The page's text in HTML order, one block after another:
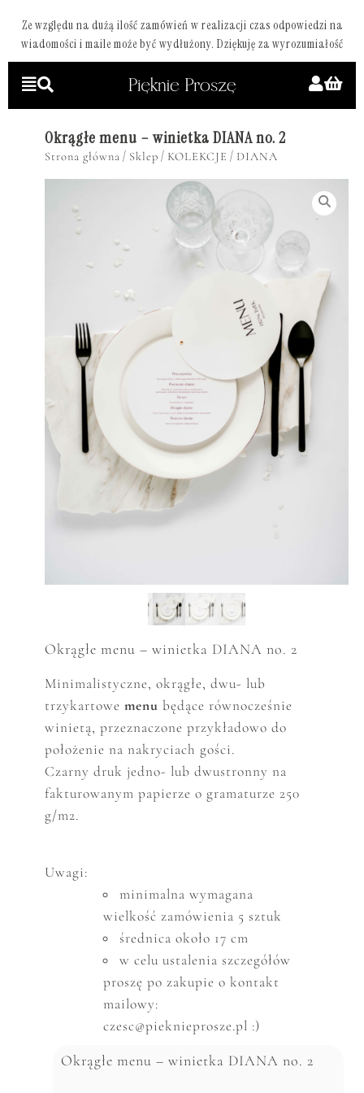
Ze względu na dużą ilość zamówień w realizacji czas odpowiedzi na
wiadomości i maile może być wydłużony. Dziękuję za wyrozumiałość
Okrągłe menu – winietka DIANA no. 2
Strona główna / Sklep / KOLEKCJE / DIANA
Okrągłe menu – winietka DIANA no. 2
Minimalistyczne, okrągłe, dwu- lub
trzykartowe menu będące równocześnie
winietą, przeznaczone przykładowo do
położenie na nakryciach gości.
Czarny druk jedno- lub dwustronny na
fakturowanym papierze o gramaturze 250
g/m2.
Uwagi:
minimalna wymagana
wielkość zamówienia 5 sztuk
średnica około 17 cm
w celu ustalenia szczegółów
proszę po zakupie o kontakt
mailowy:
czesc@pieknieprosze.pl :)
Okrągłe menu – winietka DIANA no. 2